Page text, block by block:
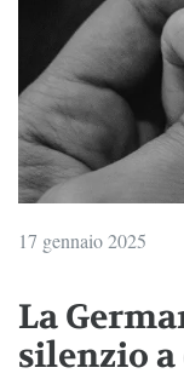
17 gennaio 2025
La
silenzio